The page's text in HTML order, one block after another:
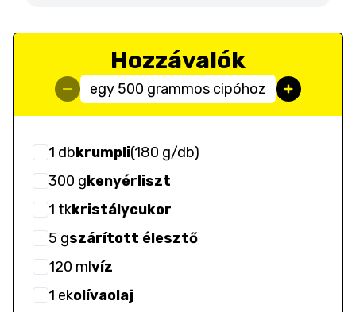
Hozzávalók
egy 500 grammos cipóhoz
1 dbkrumpli(180 g/db)
300 gkenyérliszt
1 tkkristálycukor
5 gszárított élesztő
120 mlvíz
1 ekolívaolaj